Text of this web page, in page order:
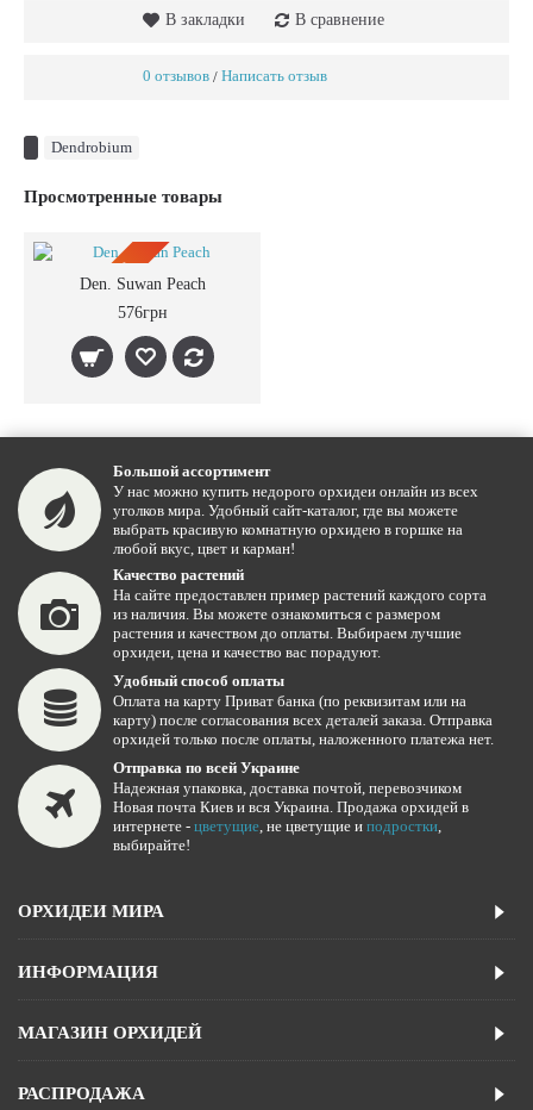
В закладки В сравнение
0 отзывов / Написать отзыв
Dendrobium
Просмотренные товары
ПРЕДЗАКАЗ
Den. Suwan Peach
576грн
Большой ассортимент
У нас можно купить недорого орхидеи онлайн из всех
уголков мира. Удобный сайт-каталог, где вы можете
выбрать красивую комнатную орхидею в горшке на
любой вкус, цвет и карман!
Качество растений
На сайте предоставлен пример растений каждого сорта
из наличия. Вы можете ознакомиться с размером
растения и качеством до оплаты. Выбираем лучшие
орхидеи, цена и качество вас порадуют.
Удобный способ оплаты
Оплата на карту Приват банка (по реквизитам или на
карту) после согласования всех деталей заказа. Отправка
орхидей только после оплаты, наложенного платежа нет.
Отправка по всей Украине
Надежная упаковка, доставка почтой, перевозчиком
Новая почта Киев и вся Украина. Продажа орхидей в
интернете - цветущие, не цветущие и подростки,
выбирайте!
ОРХИДЕИ МИРА
ИНФОРМАЦИЯ
МАГАЗИН ОРХИДЕЙ
РАСПРОДАЖА